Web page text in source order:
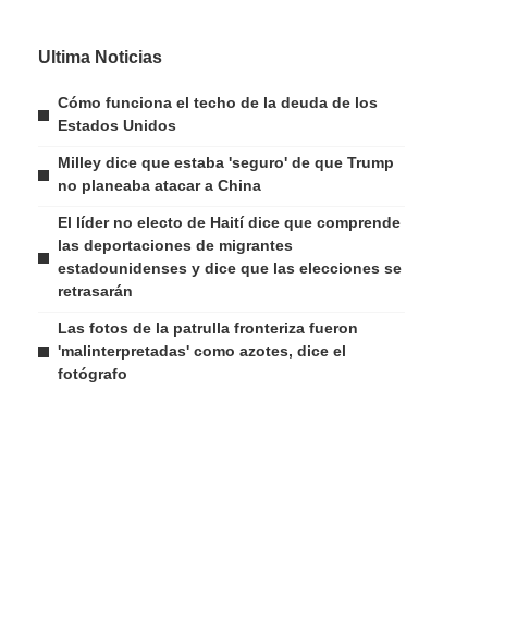
Ultima Noticias
Cómo funciona el techo de la deuda de los
Estados Unidos
Milley dice que estaba 'seguro' de que Trump
no planeaba atacar a China
El líder no electo de Haití dice que comprende
las deportaciones de migrantes
estadounidenses y dice que las elecciones se
retrasarán
Las fotos de la patrulla fronteriza fueron
'malinterpretadas' como azotes, dice el
fotógrafo